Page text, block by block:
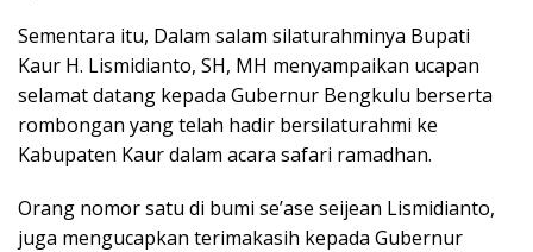
Sementara itu, Dalam salam silaturahminya Bupati
Kaur H. Lismidianto, SH, MH menyampaikan ucapan
selamat datang kepada Gubernur Bengkulu berserta
rombongan yang telah hadir bersilaturahmi ke
Kabupaten Kaur dalam acara safari ramadhan.
Orang nomor satu di bumi se’ase seijean Lismidianto,
juga mengucapkan terimakasih kepada Gubernur